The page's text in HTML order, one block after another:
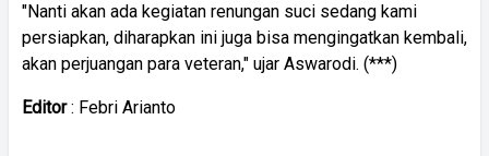
"Nanti akan ada kegiatan renungan suci sedang kami
persiapkan, diharapkan ini juga bisa mengingatkan kembali,
akan perjuangan para veteran," ujar Aswarodi. (***)
Editor: Febri Arianto